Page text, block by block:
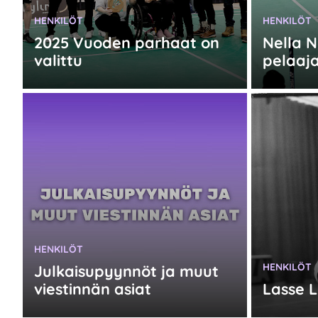
2025 Vuoden parhaat on
valittu
KATEGORIA:
HENKILÖT
Nella
HENKILÖT
Julkaisupyynnöt ja muut
viestinnän asiat
KATEGORIA:
HENKILÖT
Lasse
HENKILÖT